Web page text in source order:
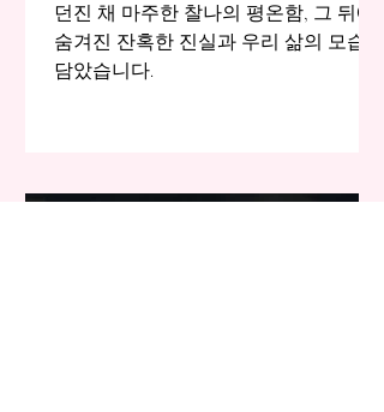
던진 채 마주한 찰나의 평온함, 그 뒤에
숨겨진 잔혹한 진실과 우리 삶의 모습을
담았습니다.